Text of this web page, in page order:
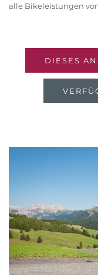
alle Bikeleistungen
DIESES